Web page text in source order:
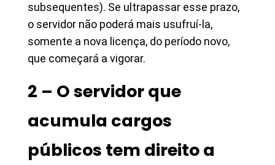
subsequentes). Se ultrapassar esse prazo,
o servidor não poderá mais usufruí-la,
somente a nova licença, do período novo,
que começará a vigorar.
2 – O servidor que
acumula cargos
públicos tem direito a